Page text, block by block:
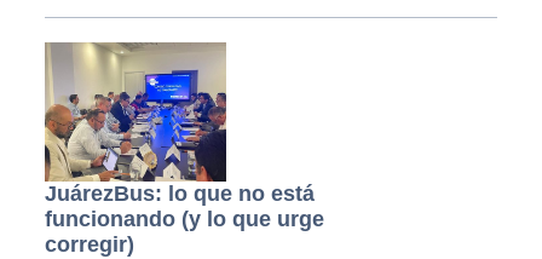
JuárezBus: lo que no está
funcionando (y lo que urge
corregir)